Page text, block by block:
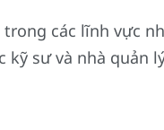
các lĩnh vực
sư và nhà quản